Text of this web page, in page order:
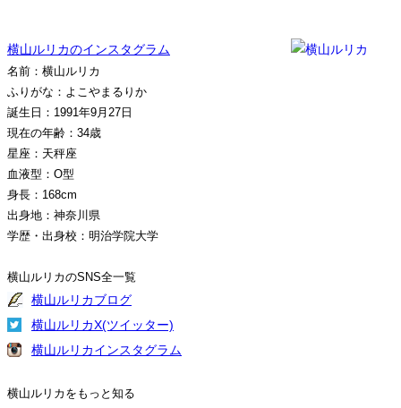
横山ルリカのインスタグラム
名前：横山ルリカ
ふりがな：よこやまるりか
誕生日：1991年9月27日
現在の年齢：34歳
星座：天秤座
血液型：O型
身長：168cm
出身地：神奈川県
学歴・出身校：明治学院大学
横山ルリカのSNS全一覧
横山ルリカブログ
横山ルリカX(ツイッター)
横山ルリカインスタグラム
横山ルリカをもっと知る